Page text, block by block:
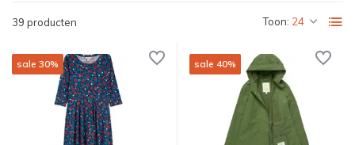
39 producten Toon:
sale 30% sale 40%